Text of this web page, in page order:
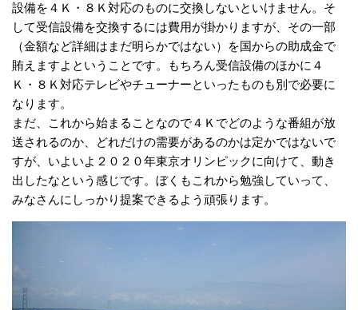
設備を４Ｋ・８Ｋ対応のものに交換しないといけません。そ
して受信設備を交換するには費用が掛かりますが、その一部
（金額など詳細はまだ明らかではない）を国からの助成金で
賄えますよということです。もちろん受信設備のほかに４
Ｋ・８Ｋ対応テレビやチューナーといったものも別で必要に
なります。
まだ、これから始まることなので４Ｋでどのような番組が放
送されるのか、どれだけの需要があるのかは定かではないで
すが、いよいよ２０２０年東京オリンピックに向けて、動き
出したなという感じです。ぼくもこれから勉強していって、
みなさんにしっかり提案できるよう頑張ります。